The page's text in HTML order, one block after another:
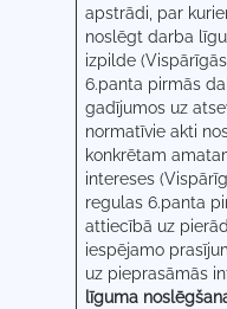
apstrādi, par
noslēgt darba
izpilde
6.panta pirmās
gadījumos uz
normatīvie akti
konkrētam
intereses
regulas 6.panta
attiecībā uz
iespējamo
uz pieprasāmās
līguma